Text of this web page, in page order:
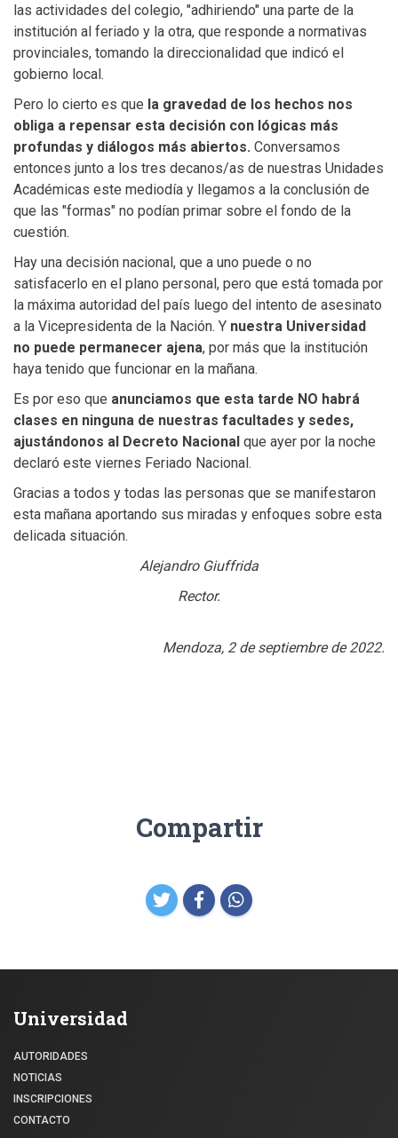
las actividades del colegio, "adhiriendo" una parte de la
institución al feriado y la otra, que responde a normativas
provinciales, tomando la direccionalidad que indicó el
gobierno local.
Pero lo cierto es que la gravedad de los hechos nos
obliga a repensar esta decisión con lógicas más
profundas y diálogos más abiertos. Conversamos
entonces junto a los tres decanos/as de nuestras Unidades
Académicas este mediodía y llegamos a la conclusión de
que las "formas" no podían primar sobre el fondo de la
cuestión.
Hay una decisión nacional, que a uno puede o no
satisfacerlo en el plano personal, pero que está tomada por
la máxima autoridad del país luego del intento de asesinato
a la Vicepresidenta de la Nación. Y nuestra Universidad
no puede permanecer ajena, por más que la institución
haya tenido que funcionar en la mañana.
Es por eso que anunciamos que esta tarde NO habrá
clases en ninguna de nuestras facultades y sedes,
ajustándonos al Decreto Nacional que ayer por la noche
declaró este viernes Feriado Nacional.
Gracias a todos y todas las personas que se manifestaron
esta mañana aportando sus miradas y enfoques sobre esta
delicada situación.
Alejandro Giuffrida
Rector.
Mendoza, 2 de septiembre de 2022.
Compartir
Universidad
AUTORIDADES
NOTICIAS
INSCRIPCIONES
CONTACTO